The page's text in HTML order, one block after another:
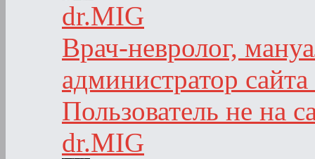
dr.MIG
Врач-невролог,
администратор
Пользователь не на
dr.MIG